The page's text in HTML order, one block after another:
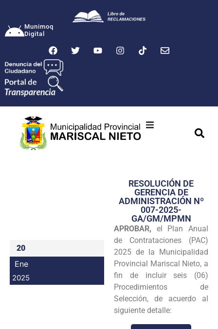
Munimoq
Digital
Transparencia
Seguridad
Programas
Intranet
20
Ene
2025
RESOLUCIÓN DE
GERENCIA DE
ADMINISTRACIÓN Nº
007-2025-
GA/GM/MPMN
APROBAR, el Plan Anual
de Contrataciones (PAC)
2025 de la Municipalidad
Provincial Mariscal Nieto, a
fin de incluir seis (06)
Procedimientos de
Selección, de acuerdo al
siguiente detalle: